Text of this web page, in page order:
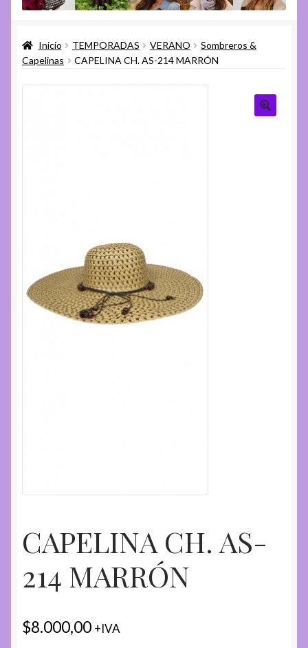
menú
Ayuda
hijo
Inicio TEMPORADAS VERANO
Sombreros &
Capelinas
CAPELINA CH. AS-214 MARRÓN
CAPELINA CH. AS-
214 MARRÓN
$8.000,00 +IVA